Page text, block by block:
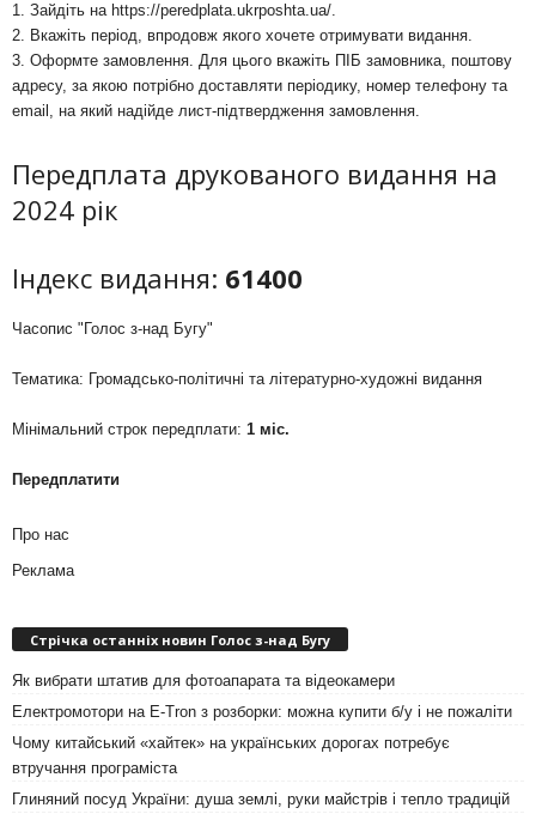
1. Зайдіть на https://peredplata.ukrposhta.ua/
2. Вкажіть період, впродовж якого хочете отримувати видання.
3. Оформте замовлення. Для цього вкажіть ПІБ замовника, поштову
адресу, за якою потрібно доставляти періодику, номер телефону та
email, на який надійде лист-підтвердження замовлення.
Передплата друкованого видання на
2024 рік
Індекс видання: 61400
Часопис "Голос з-над Бугу"
Тематика: Громадсько-політичні та літературно-художні видання
Мінімальний строк передплати: 1 міс.
Передплатити
Про нас
Реклама
Стрічка останніх новин Голос з-над Бугу
Як вибрати штатив для фотоапарата та відеокамери
Електромотори на E-Tron з розборки: можна купити б/у і не пожаліти
Чому китайський «хайтек» на українських дорогах потребує
втручання програміста
Глиняний посуд України: душа землі, руки майстрів і тепло традицій